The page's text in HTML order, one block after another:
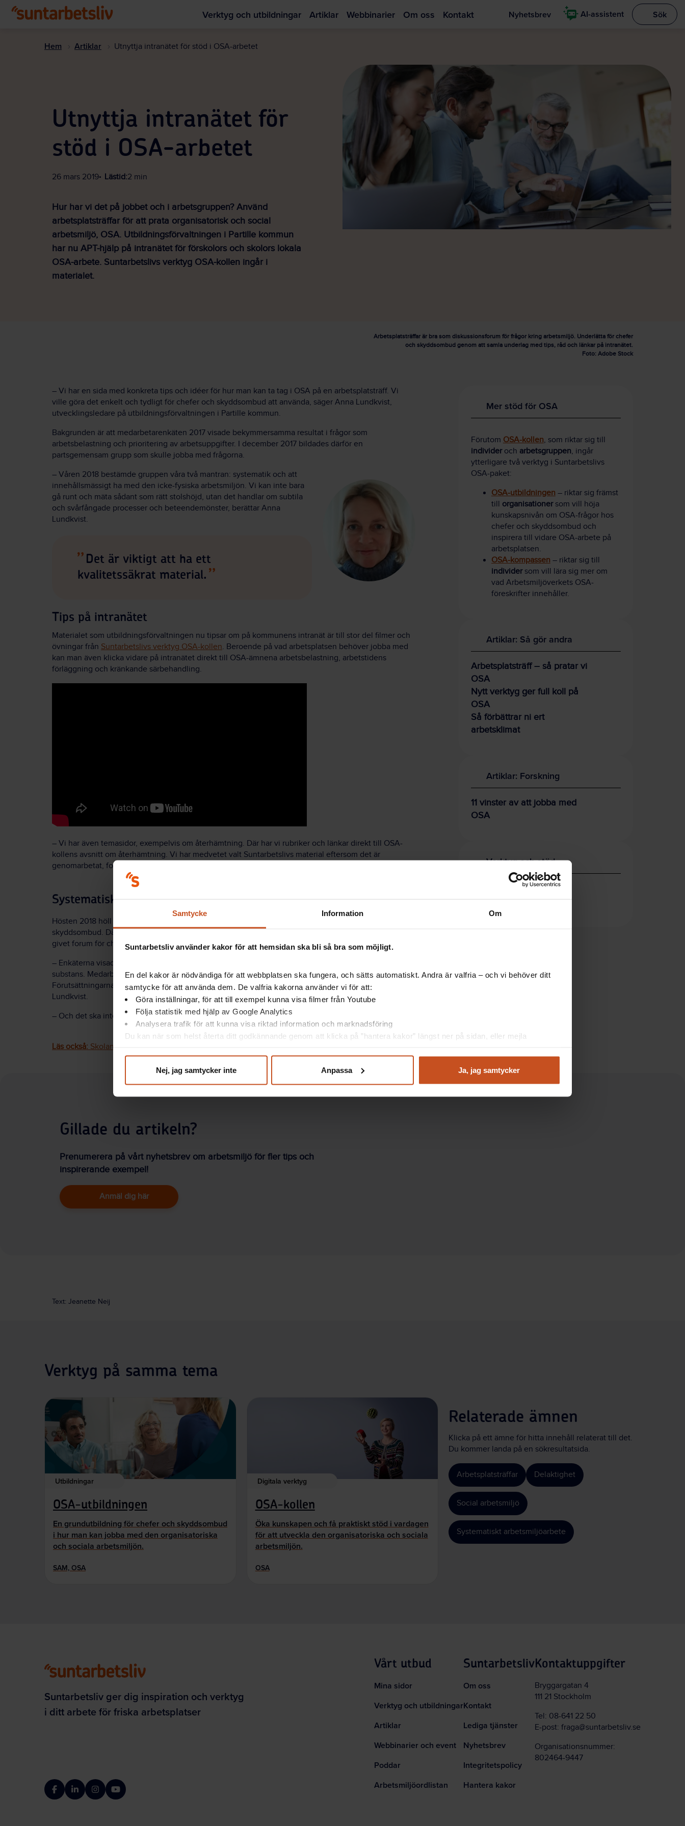
Samtycke Information Om
Suntarbetsliv använder kakor för att hemsidan ska bli så bra som möjligt.
En del kakor är nödvändiga för att webbplatsen ska fungera, och sätts automatiskt. Andra är valfria – och vi behöver ditt
samtycke för att använda dem. De valfria kakorna använder vi för att:
Göra inställningar, för att till exempel kunna visa filmer från Youtube
Följa statistik med hjälp av Google Analytics
Analysera trafik för att kunna visa riktad information och marknadsföring
Du kan när som helst återta ditt godkännande genom att klicka på ”hantera kakor” längst ner på sidan, eller mejla
Nej, jag samtycker inte Anpassa Ja, jag samtycker
Verktyg och utbildningar Artiklar Webbinarier Om oss Kontakt Nyhetsbrev AI-assistent Visa
Sök
Hem Artiklar Utnyttja intranätet för stöd i OSA-arbetet
Utnyttja intranätet för
stöd i OSA-arbetet
26 mars 2019 Lästid:2 min
Hur har vi det på jobbet och i arbetsgruppen? Använd
arbetsplatsträffar för att prata organisatorisk och social
arbetsmiljö, OSA. Utbildningsförvaltningen i Partille kommun
har nu APT-hjälp på intranätet för förskolors och skolors lokala
OSA-arbete. Suntarbetslivs verktyg OSA-kollen ingår i
materialet.
Arbetsplatsträffar är bra som diskussionsforum för frågor kring arbetsmiljö. Underlätta för chefer
och skyddsombud genom att samla underlag med tips, råd och länkar på intranätet.
Foto: Adobe Stock
– Vi har en sida med konkreta tips och idéer för hur man kan ta tag i OSA på en arbetsplatsträff. Vi
ville göra det enkelt och tydligt för chefer och skyddsombud att använda, säger Anna Lundkvist,
utvecklingsledare på utbildningsförvaltningen i Partille kommun.
Bakgrunden är att medarbetarenkäten 2017 visade bekymmersamma resultat i frågor som
arbetsbelastning och prioritering av arbetsuppgifter. I december 2017 bildades därför en
partsgemensam grupp som skulle jobba med frågorna.
– Våren 2018 bestämde gruppen våra två mantran: systematik och att
innehållsmässigt ha med den icke-fysiska arbetsmiljön. Vi kan inte bara
gå runt och mäta sådant som rätt stolshöjd, utan det handlar om subtila
och svårfångade processer och beteendemönster, berättar Anna
Lundkvist.
Det är viktigt att ha ett
kvalitetssäkrat material.
Tips på intranätet
Materialet som utbildningsförvaltningen nu tipsar om på kommunens intranät är till stor del filmer och
övningar från Suntarbetslivs verktyg OSA-kollen. Beroende på vad arbetsplatsen behöver jobba med
kan man även klicka vidare på intranätet direkt till OSA-ämnena arbetsbelastning, arbetstidens
förläggning och kränkande särbehandling.
– Vi har även temasidor, exempelvis om återhämtning. Där har vi rubriker och länkar direkt till OSA-
kollens avsnitt om återhämtning. Vi har medvetet valt Suntarbetslivs material eftersom det är
genomarbetat, forskningsbaserat och partsgemensamt. Det är viktigt att ha ett kvalitetssäkrat material.
Systematiskt OSA-arbete
Hösten 2018 höll utbildningsförvaltningen i Partille en kick-off för OSA-arbetet med chefer och
skyddsombud. Då lanserades också APT-materialet. Tanken är nu att arbetsplatsträffarna ska bli ett
givet forum för chefer och skyddsombud att jobba systematiskt med OSA-frågor.
– Enkäterna visade att medarbetarna upplevde att arbetsplatsträffarna inte alltid hade så mycket
substans. Medarbetare kände sig inte engagerade. APT kan falla platt om det inte finns ett tema.
Förutsättningarna för att det ska bli bra APT ökar om det finns förberett material, menar Anna
Lundkvist.
– Och det ska inte hänga på enskilda chefers och skyddsombuds intresse om frågorna tas upp.
Läs också: Skolan som sätter OSA högt på agendan
Mer stöd för OSA
Förutom OSA-kollen, som riktar sig till
individeroch arbetsgruppen, ingår
ytterligare två verktyg i Suntarbetslivs
OSA-paket:
OSA-utbildningen – riktar sig främst
till organisationersom vill höja
kunskapsnivån om OSA-frågor hos
chefer och skyddsombud och
inspirera till vidare OSA-arbete på
arbetsplatsen.
OSA-kompassen – riktar sig till
individersom vill lära sig mer om
vad Arbetsmiljöverkets OSA-
föreskrifter innehåller.
Artiklar: Så gör andra
Arbetsplatsträff – så pratar vi
OSA
Nytt verktyg ger full koll på
OSA
Så förbättrar ni ert
arbetsklimat
Artiklar: Forskning
11 vinster av att jobba med
OSA
Verktyg och stöd
Gillade du artikeln?
Prenumerera på vårt nyhetsbrev om arbetsmiljö för fler tips och
inspirerande exempel!
Anmäl dig här
Text: Jeanette Neij
Verktyg på samma tema
Utbildningar
OSA-utbildningen
En grundutbildning för chefer och skyddsombud
i hur man kan jobba med den organisatoriska
och sociala arbetsmiljön.
SAM, OSA
Digitala verktyg
OSA-kollen
Öka kunskapen och få praktiskt stöd i vardagen
för att utveckla den organisatoriska och sociala
arbetsmiljön.
OSA
Relaterade ämnen
Klicka på ett ämne för hitta innehåll relaterat till det.
Du kommer landa på en sökresultatsida.
Arbetsplatsträffar Delaktighet
Social arbetsmiljö
Systematiskt arbetsmiljöarbete
Suntarbetsliv ger dig inspiration och verktyg
i ditt arbete för friska arbetsplatser
FacebookLinkedInInstagramYouTube
Vårt utbud
Mina sidor
Verktyg och utbildningar
Artiklar
Webbinarier och event
Poddar
Arbetsmiljöordlistan
Suntarbetsliv
Om oss
Kontakt
Lediga tjänster
Nyhetsbrev
Integritetspolicy
Hantera kakor
Kontaktuppgifter
Bryggargatan 4
111 21 Stockholm
Tel: 08-641 22 50
E-post: fraga@suntarbetsliv.se
Organisationsnummer:
802464-9447